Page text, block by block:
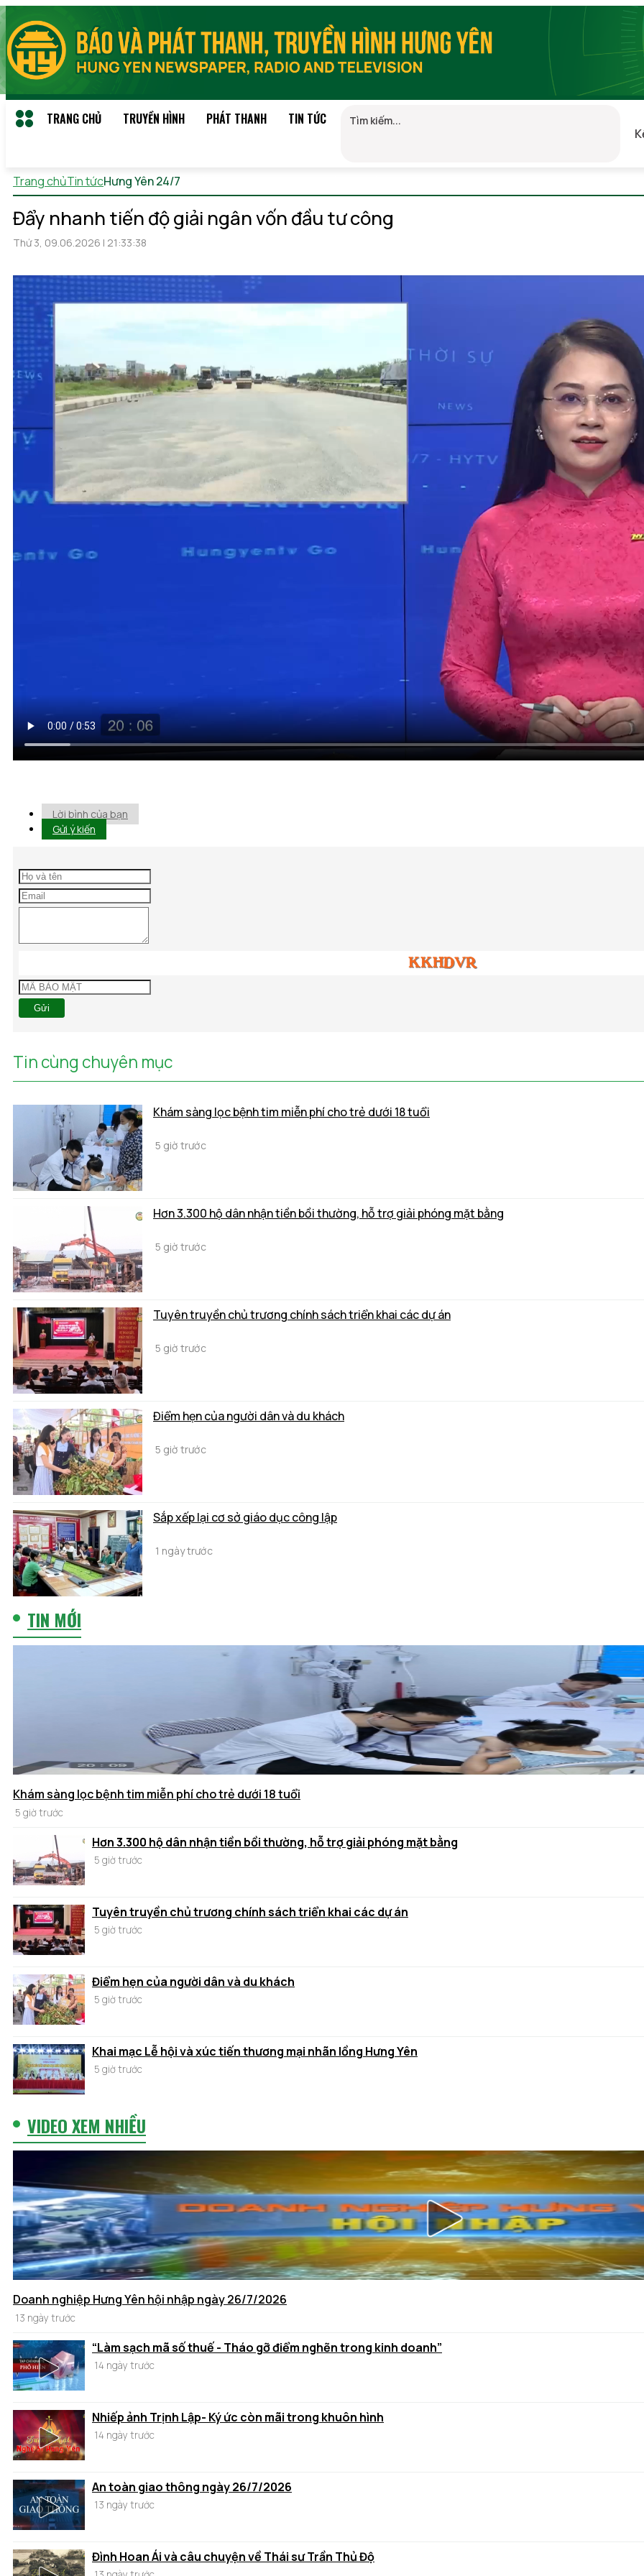
TRANG CHỦ TRUYỀN HÌNH PHÁT THANH TIN TỨC
Trang chủTin tứcHưng Yên 24/7
Đẩy nhanh tiến độ giải ngân vốn đầu tư công
Thứ 3, 09.06.2026 | 21:33:38
Lời bình của bạn
Gửi ý kiến
Gửi
Tin cùng chuyên mục
Khám sàng lọc bệnh tim miễn phí cho trẻ dưới 18 tuổi
5 giờ trước
Hơn 3.300 hộ dân nhận tiền bồi thường, hỗ trợ giải phóng mặt bằng
5 giờ trước
Tuyên truyền chủ trương chính sách triển khai các dự án
5 giờ trước
Điểm hẹn của người dân và du khách
5 giờ trước
Sắp xếp lại cơ sở giáo dục công lập
1 ngày trước
TIN MỚI
Khám sàng lọc bệnh tim miễn phí cho trẻ dưới 18 tuổi
5 giờ trước
Hơn 3.300 hộ dân nhận tiền bồi thường, hỗ trợ giải phóng mặt bằng
5 giờ trước
Tuyên truyền chủ trương chính sách triển khai các dự án
5 giờ trước
Điểm hẹn của người dân và du khách
5 giờ trước
Khai mạc Lễ hội và xúc tiến thương mại nhãn lồng Hưng Yên
5 giờ trước
VIDEO XEM NHIỀU
Doanh nghiệp Hưng Yên hội nhập ngày 26/7/2026
13 ngày trước
“Làm sạch mã số thuế - Tháo gỡ điểm nghẽn trong kinh doanh”
14 ngày trước
Nhiếp ảnh Trịnh Lập- Ký ức còn mãi trong khuôn hình
14 ngày trước
An toàn giao thông ngày 26/7/2026
13 ngày trước
Đình Hoan Ái và câu chuyện về Thái sư Trần Thủ Độ